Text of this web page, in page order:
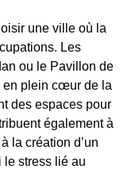
une ville où la
Les
ou le Pavillon de
en plein cœur de la
des espaces pour
également à
la création d’un
le stress lié au